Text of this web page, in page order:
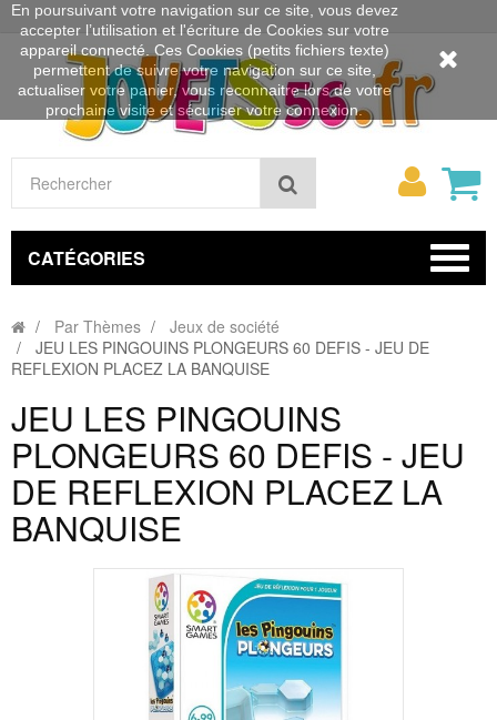
Rechercher
Mon
CATÉGORIES
Par Thèmes
Jeux de société
JEU LES PINGOUINS PLONGEURS 60 DEFIS - JEU DE
REFLEXION PLACEZ LA BANQUISE
JEU LES PINGOUINS
PLONGEURS 60 DEFIS - JEU
DE REFLEXION PLACEZ LA
BANQUISE
En poursuivant votre navigation sur ce site, vous devez
accepter l’utilisation et l'écriture de Cookies sur votre
appareil connecté. Ces Cookies (petits fichiers texte)
permettent de suivre votre navigation sur ce site,
actualiser votre panier, vous reconnaitre lors de votre
prochaine visite et sécuriser votre connexion.